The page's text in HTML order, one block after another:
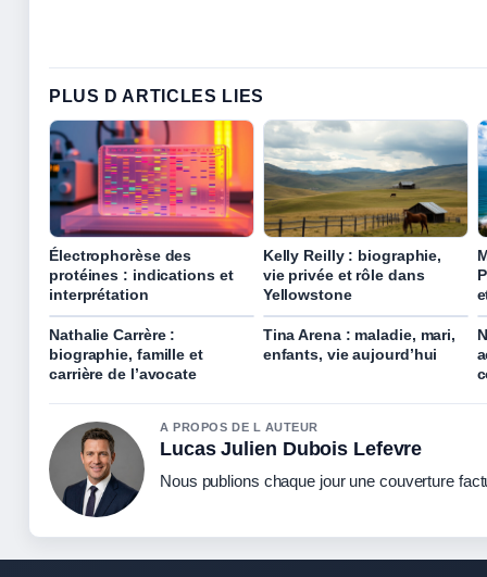
PLUS D ARTICLES LIES
Électrophorèse des
protéines : indications et
interprétation
Kelly Reilly : biographie,
vie privée et rôle dans
Yellowstone
Nathalie Carrère :
biographie, famille et
carrière de l’avocate
Tina Arena : maladie, mari,
enfants, vie aujourd’hui
A PROPOS DE L AUTEUR
Lucas Julien Dubois Lefevre
Nous publions chaque jour une couverture